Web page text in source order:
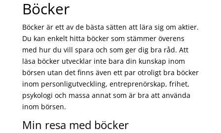
Böcker
Böcker är ett av de bästa sätten att lära sig om aktier.
Du kan enkelt hitta böcker som stämmer överens
med hur du vill spara och som ger dig bra råd. Att
läsa böcker utvecklar inte bara din kunskap inom
börsen utan det finns även ett par otroligt bra böcker
inom personligutveckling, entreprenörskap, frihet,
psykologi och massa annat som är bra att använda
inom börsen.
Min resa med böcker